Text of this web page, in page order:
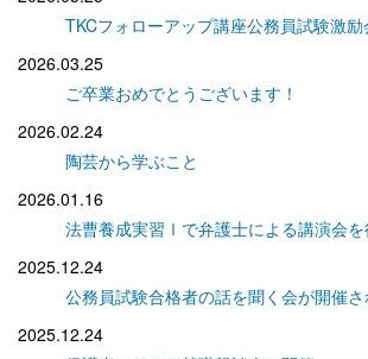
TKCフォローアップ講座公務員試験激
2026.03.25
ご卒業おめでとうございます！
2026.02.24
陶芸から学ぶこと
2026.01.16
法曹養成実習Ⅰで弁護士による講演会を
2025.12.24
公務員試験合格者の話を聞く会が開催
2025.12.24